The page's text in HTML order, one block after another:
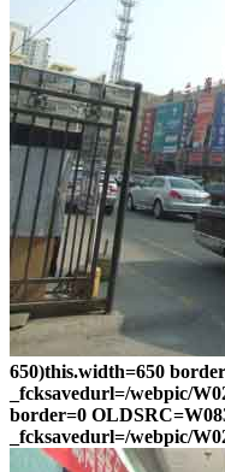
650)this.width=650
_fcksavedurl=/webpic/
border=0
_fcksavedurl=/webpic/